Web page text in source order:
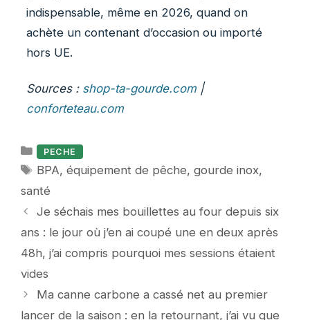
indispensable, même en 2026, quand on
achète un contenant d’occasion ou importé
hors UE.
Sources : shop-ta-gourde.com |
conforteteau.com
Catégories
PECHE
Étiquettes
BPA,équipement de pêche,gourde inox,
santé
Je séchais mes bouillettes au four depuis six
ans : le jour où j’en ai coupé une en deux après
48h, j’ai compris pourquoi mes sessions étaient
vides
Ma canne carbone a cassé net au premier
lancer de la saison : en la retournant, j’ai vu que